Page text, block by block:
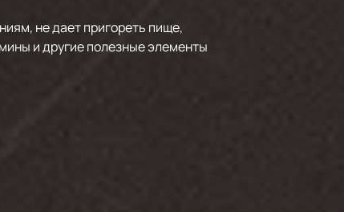
не дает пригореть пище,
и другие полезные элементы